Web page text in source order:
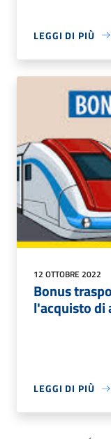
LEGGI DI PIÙ
12 OTTOBRE 2022
Bonus
l'acquisto di
LEGGI DI PIÙ